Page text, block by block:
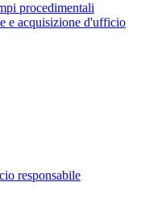
procedimentali
e acquisizione d'ufficio
responsabile